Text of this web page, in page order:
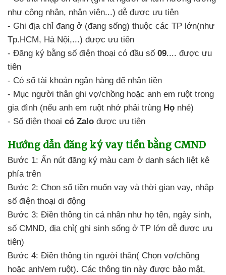
như công nhân, nhân viên...) dễ được ưu tiên
- Ghi địa chỉ đang ở (đang sống) thuộc các TP lớn(như
Tp.HCM, Hà Nội,...) được ưu tiên
- Đăng ký bằng số điện thoại có đầu số 09.... được ưu
tiên
- Có số tài khoản ngân hàng để nhận tiền
- Mục người thân ghi vợ/chồng hoặc anh em ruột trong
gia đình (nếu anh em ruột nhớ phải trùng Họ nhé)
- Số điện thoại có Zalo được ưu tiên
Hướng dẫn đăng ký vay tiền bằng CMND
Bước 1: Ấn nút đăng ký màu cam ở danh sách liệt kê
phía trên
Bước 2: Chọn số tiền muốn vay và thời gian vay, nhập
số điện thoại di động
Bước 3: Điền thông tin cá nhân như họ tên, ngày sinh,
số CMND, địa chỉ( ghi sinh sống ở TP lớn dễ được ưu
tiên)
Bước 4: Điền thông tin người thân( Chọn vợ/chồng
hoặc anh/em ruột). Các thông tin này được bảo mật,